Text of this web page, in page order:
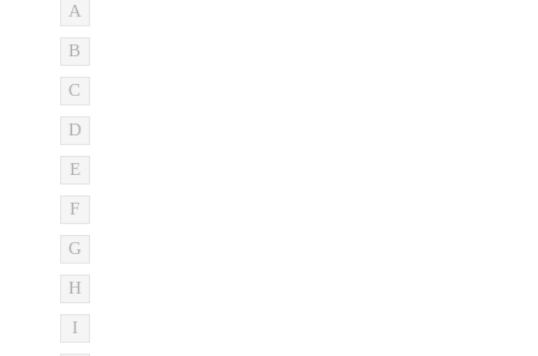
A
B
C
D
E
F
G
H
I